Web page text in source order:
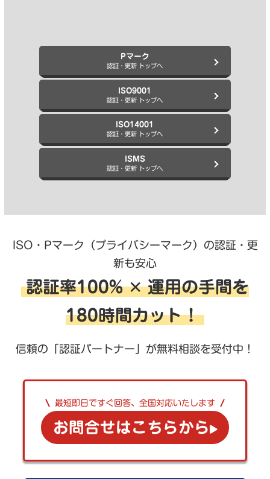
Pマーク
認証・更新 トップへ
ISO9001
認証・更新 トップへ
ISO14001
認証・更新 トップへ
ISMS
認証・更新 トップへ
ISO・Pマーク（プライバシーマーク）の認証・更
新も安心
認証率100% ✕ 運用の手間を
180時間カット！
信頼の「認証パートナー」が無料相談を受付中！
最短即日ですぐ回答、全国対応いたします
お問合せはこちらから